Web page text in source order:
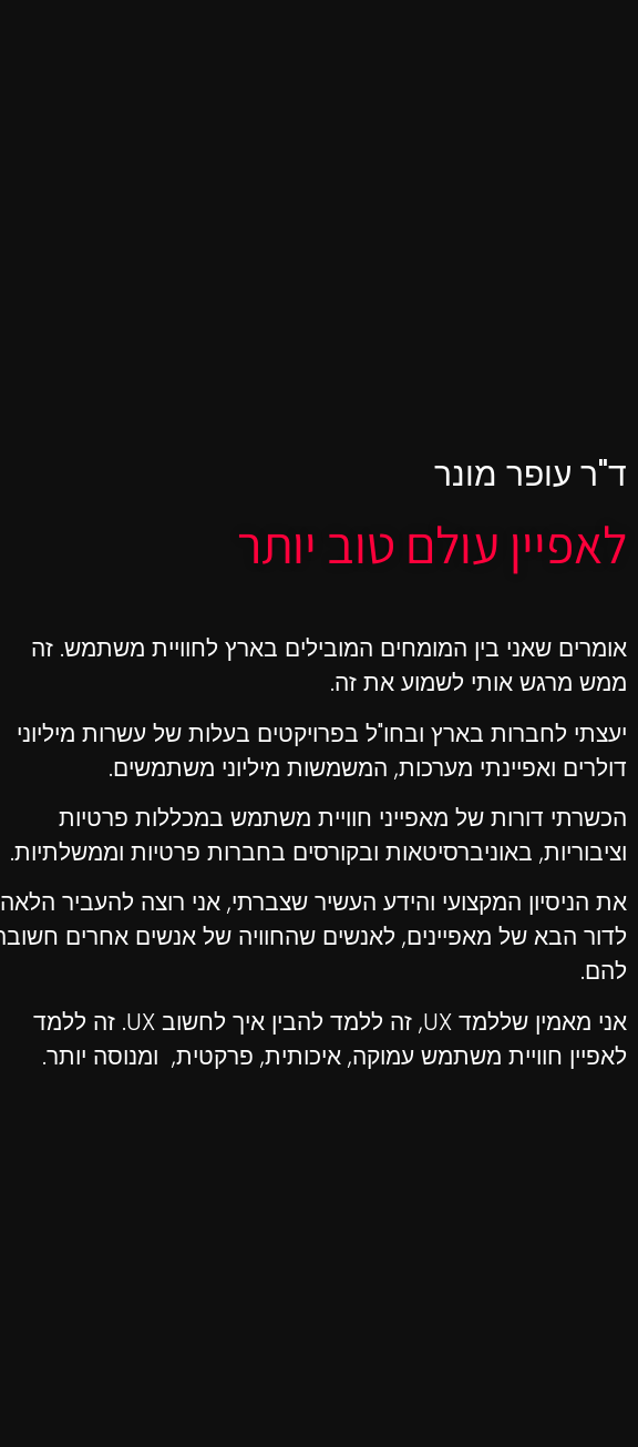
ד"ר עופר מונר
לאפיין עולם טוב יותר
אומרים שאני בין המומחים המובילים בארץ לחוויית משתמש. זה
ממש מרגש אותי לשמוע את זה.
יעצתי לחברות בארץ ובחו"ל בפרויקטים בעלות של עשרות מיליוני
דולרים ואפיינתי מערכות, המשמשות מיליוני משתמשים.
הכשרתי דורות של מאפייני חוויית משתמש במכללות פרטיות
וציבוריות, באוניברסיטאות ובקורסים בחברות פרטיות וממשלתיות.
את הניסיון המקצועי והידע העשיר שצברתי, אני רוצה להעביר הלאה
לדור הבא של מאפיינים, לאנשים שהחוויה של אנשים אחרים
להם.
אני מאמין שללמד UX, זה ללמד להבין איך לחשוב UX. זה ללמד
לאפיין חוויית משתמש עמוקה, איכותית, פרקטית, ומנוסה יותר.